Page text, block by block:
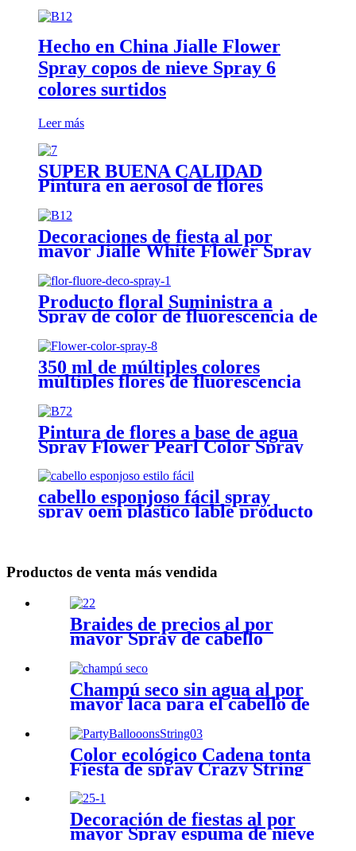
Hecho en China Jialle Flower
Spray copos de nieve Spray 6
colores surtidos
Leer más
SUPER BUENA CALIDAD
Pintura en aerosol de flores
flores flores a base de aerosol a
base de agua a base de agua
Decoraciones de fiesta al por
mayor Jialle White Flower Spray
para la celebración de la boda de
Navidad
Producto floral Suministra a
Spray de color de fluorescencia de
color floral
350 ml de múltiples colores
múltiples flores de fluorescencia
para flores secas y frescas
Pintura de flores a base de agua
Spray Flower Pearl Color Spray
Multi Colors Surtido
cabello esponjoso fácil spray
spray oem plástico lable producto
Productos de venta más vendida
Braides de precios al por
mayor Spray de cabello
Soporte de etiqueta privada
OEM ODM Party Color de
cabello temporal Spray
Champú seco sin agua al por
mayor laca para el cabello de
150 ml volumen de botella de
metal para champú seco de
cabello espeluznante
Color ecológico Cadena tonta
Fiesta de spray Crazy String
Balloons Boda de cuerda de
cuerda
Decoración de fiestas al por
mayor Spray espuma de nieve